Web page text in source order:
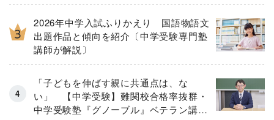
2026年中学入試ふりかえり 国語物語文
出題作品と傾向を紹介〔中学受験専門塾
講師が解説〕
「子どもを伸ばす親に共通点は、な
い」 【中学受験】難関校合格率抜群・
中学受験塾『グノーブル』ベテラン講師